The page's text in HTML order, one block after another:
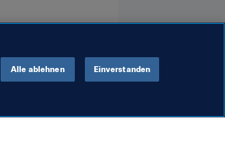
Alle ablehnen Einverstanden